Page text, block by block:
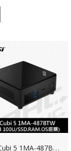
微
星 Cubi 5 1MA-487BTW-B3100UXX (Core3-100U/SSD.RAM.HDD.OS選購)